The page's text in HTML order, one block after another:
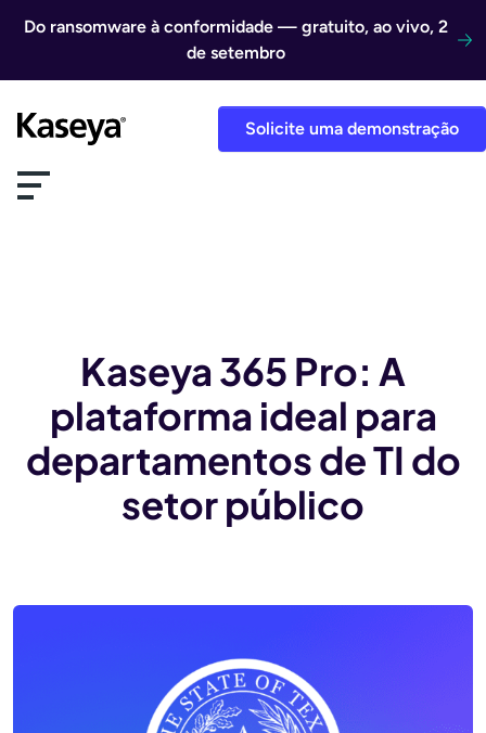
Do ransomware à conformidade — gratuito, ao vivo, 2
de setembro
Solicite uma demonstração
Kaseya 365 Pro: A
plataforma ideal para
departamentos de TI do
setor público